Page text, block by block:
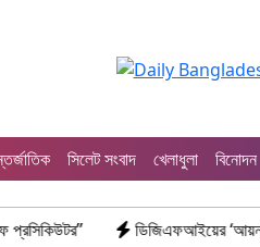
সিলেট সংবাদ খেলাধুলা বিনোদন
ডিজিএফআইয়ের ‘আয়নাঘর’